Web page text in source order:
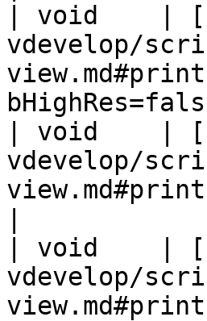
| void    |
vdevelop/
| void    |
vdevelop/
| void    |
vdevelop/